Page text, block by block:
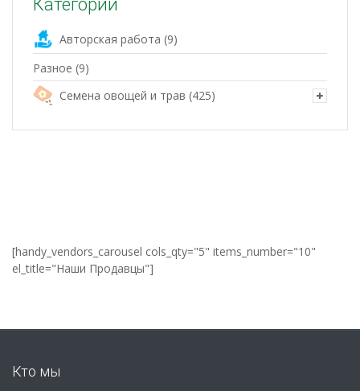
Категории
Авторская работа (9)
Разное (9)
Семена овощей и трав (425)
[handy_vendors_carousel cols_qty="5" items_number="10"
el_title="Наши Продавцы"]
Кто мы